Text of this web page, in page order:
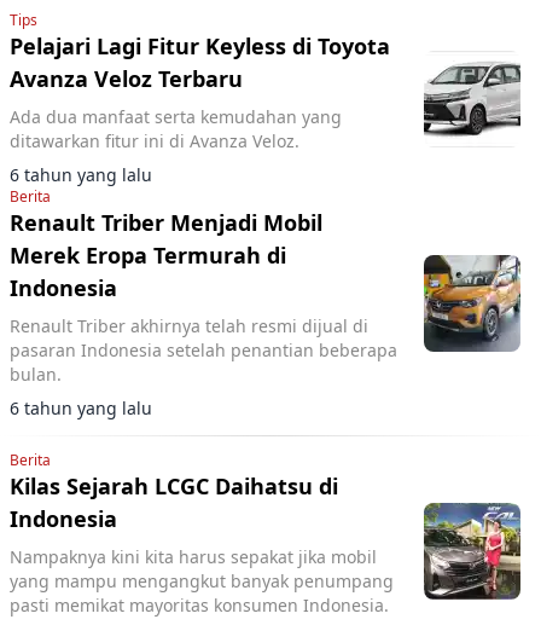
Tips
Pelajari Lagi Fitur Keyless di Toyota
Avanza Veloz Terbaru
Ada dua manfaat serta kemudahan yang
ditawarkan fitur ini di Avanza Veloz.
6 tahun yang lalu
Berita
Renault Triber Menjadi Mobil
Merek Eropa Termurah di
Indonesia
Renault Triber akhirnya telah resmi dijual di
pasaran Indonesia setelah penantian beberapa
bulan.
6 tahun yang lalu
Berita
Kilas Sejarah LCGC Daihatsu di
Indonesia
Nampaknya kini kita harus sepakat jika mobil
yang mampu mengangkut banyak penumpang
pasti memikat mayoritas konsumen Indonesia.